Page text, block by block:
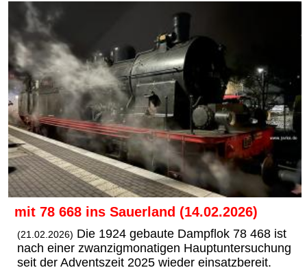
mit 78 668 ins Sauerland (14.02.2026)
(21.02.2026) Die 1924 gebaute Dampflok 78 468 ist
nach einer zwanzigmonatigen Hauptuntersuchung
seit der Adventszeit 2025 wieder einsatzbereit.